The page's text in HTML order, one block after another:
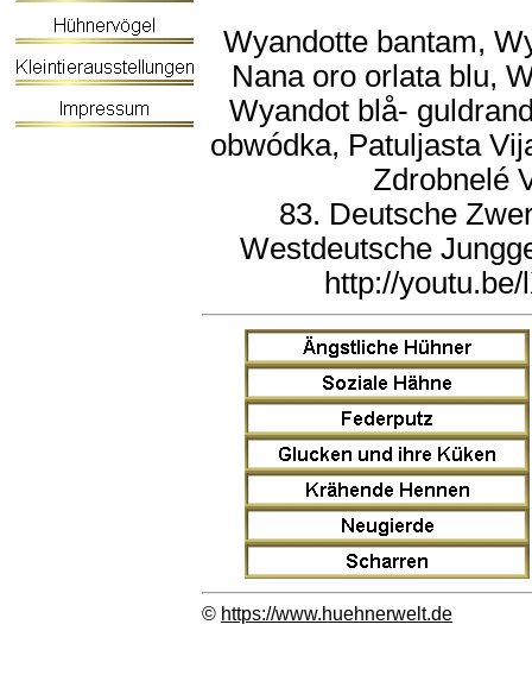
Wyandotte bantam,
Nana oro orlata blu,
Wyandot blå-
obwódka, Patuljasta
Zdrobnelé
83. Deutsche
Westdeutsche
http://
© https://www.huehnerwelt.de